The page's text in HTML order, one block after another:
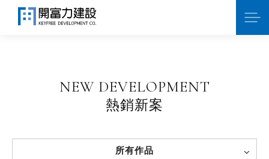
NEW DEVELOPMENT
熱銷新案
所有作品